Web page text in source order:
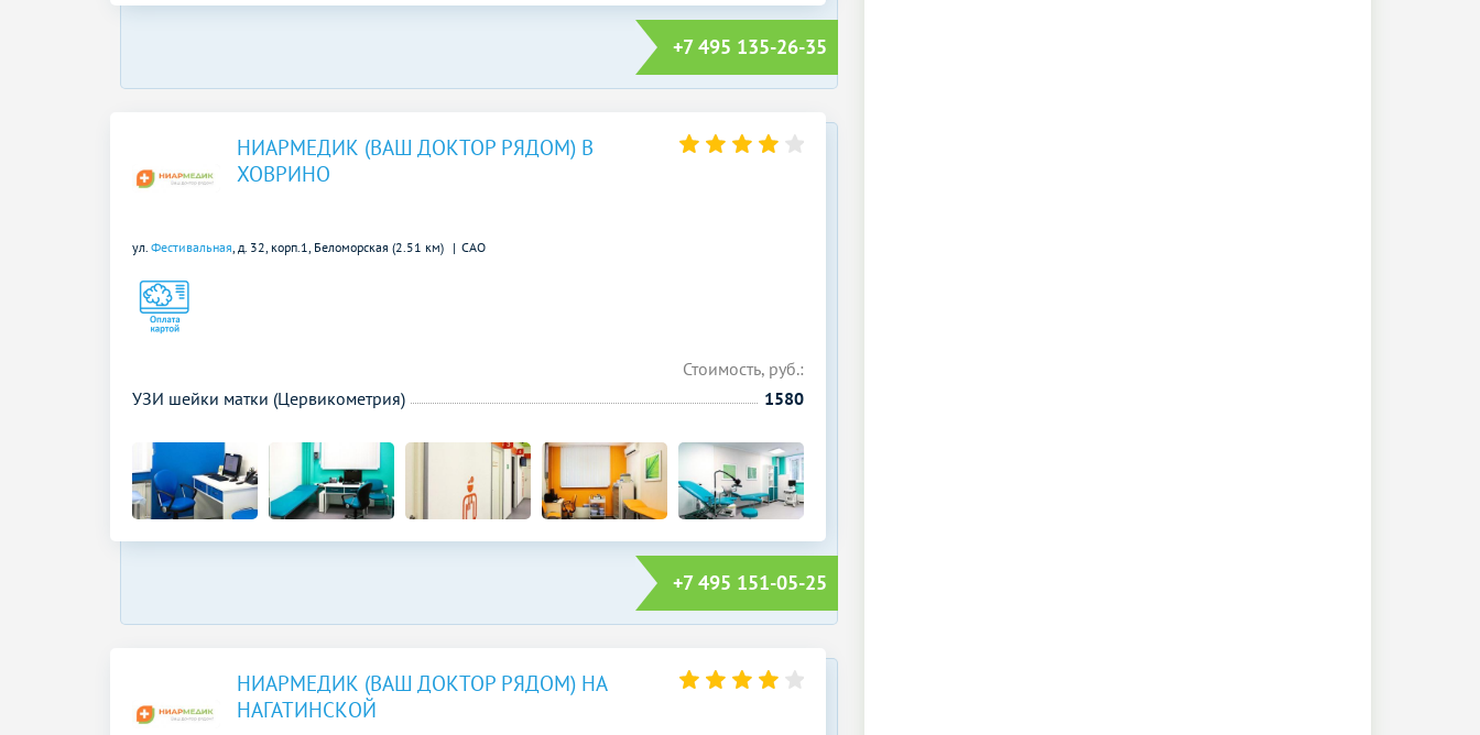
+7 495 135-26-35
НИАРМЕДИК (ВАШ ДОКТОР РЯДОМ) В
ХОВРИНО
ул. Фестивальная , д. 32, корп.1, Беломорская (2.51 км) САО
Стоимость, руб.:
УЗИ шейки матки (Цервикометрия)
1580
+7 495 151-05-25
НИАРМЕДИК (ВАШ ДОКТОР РЯДОМ) НА
НАГАТИНСКОЙ